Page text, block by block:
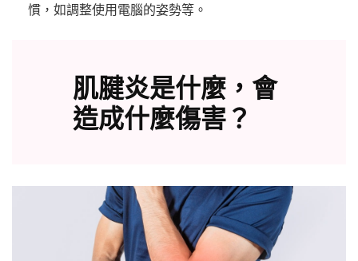
慣，如調整使用電腦的姿勢等。
肌腱炎是什麼，會
造成什麼傷害？